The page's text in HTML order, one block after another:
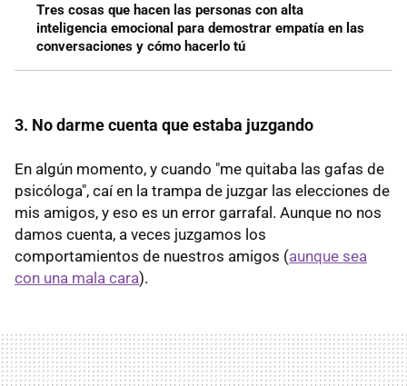
Tres cosas que hacen las personas con alta
inteligencia emocional para demostrar empatía en las
conversaciones y cómo hacerlo tú
3. No darme cuenta que estaba juzgando
En algún momento, y cuando "me quitaba las gafas de
psicóloga", caí en la trampa de juzgar las elecciones de
mis amigos, y eso es un error garrafal. Aunque no nos
damos cuenta, a veces juzgamos los
comportamientos de nuestros amigos (aunque sea
con una mala cara).